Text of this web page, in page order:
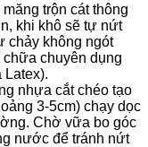
trộn cát thông
khi khô sẽ tự nứt
chảy không ngót
chuyên dụng
Latex).
nhựa cắt chéo tạo
3-5cm) chạy dọc
Chờ vữa bo góc
nước để tránh nứt